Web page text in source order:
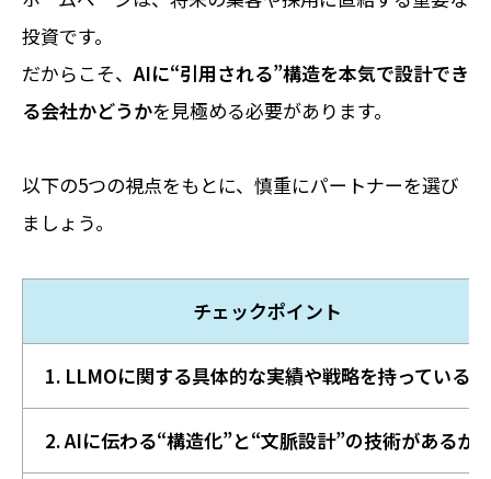
投資です。
だからこそ、 AIに“引用される”構造を本気で設計でき
る会社かどうかを見極める必要があります。
以下の5つの視点をもとに、慎重にパートナーを選び
ましょう。
チェックポイント
1. LLMOに関する具体的な実績や戦略を持っているか
2. AIに伝わる“構造化”と“文脈設計”の技術があるか